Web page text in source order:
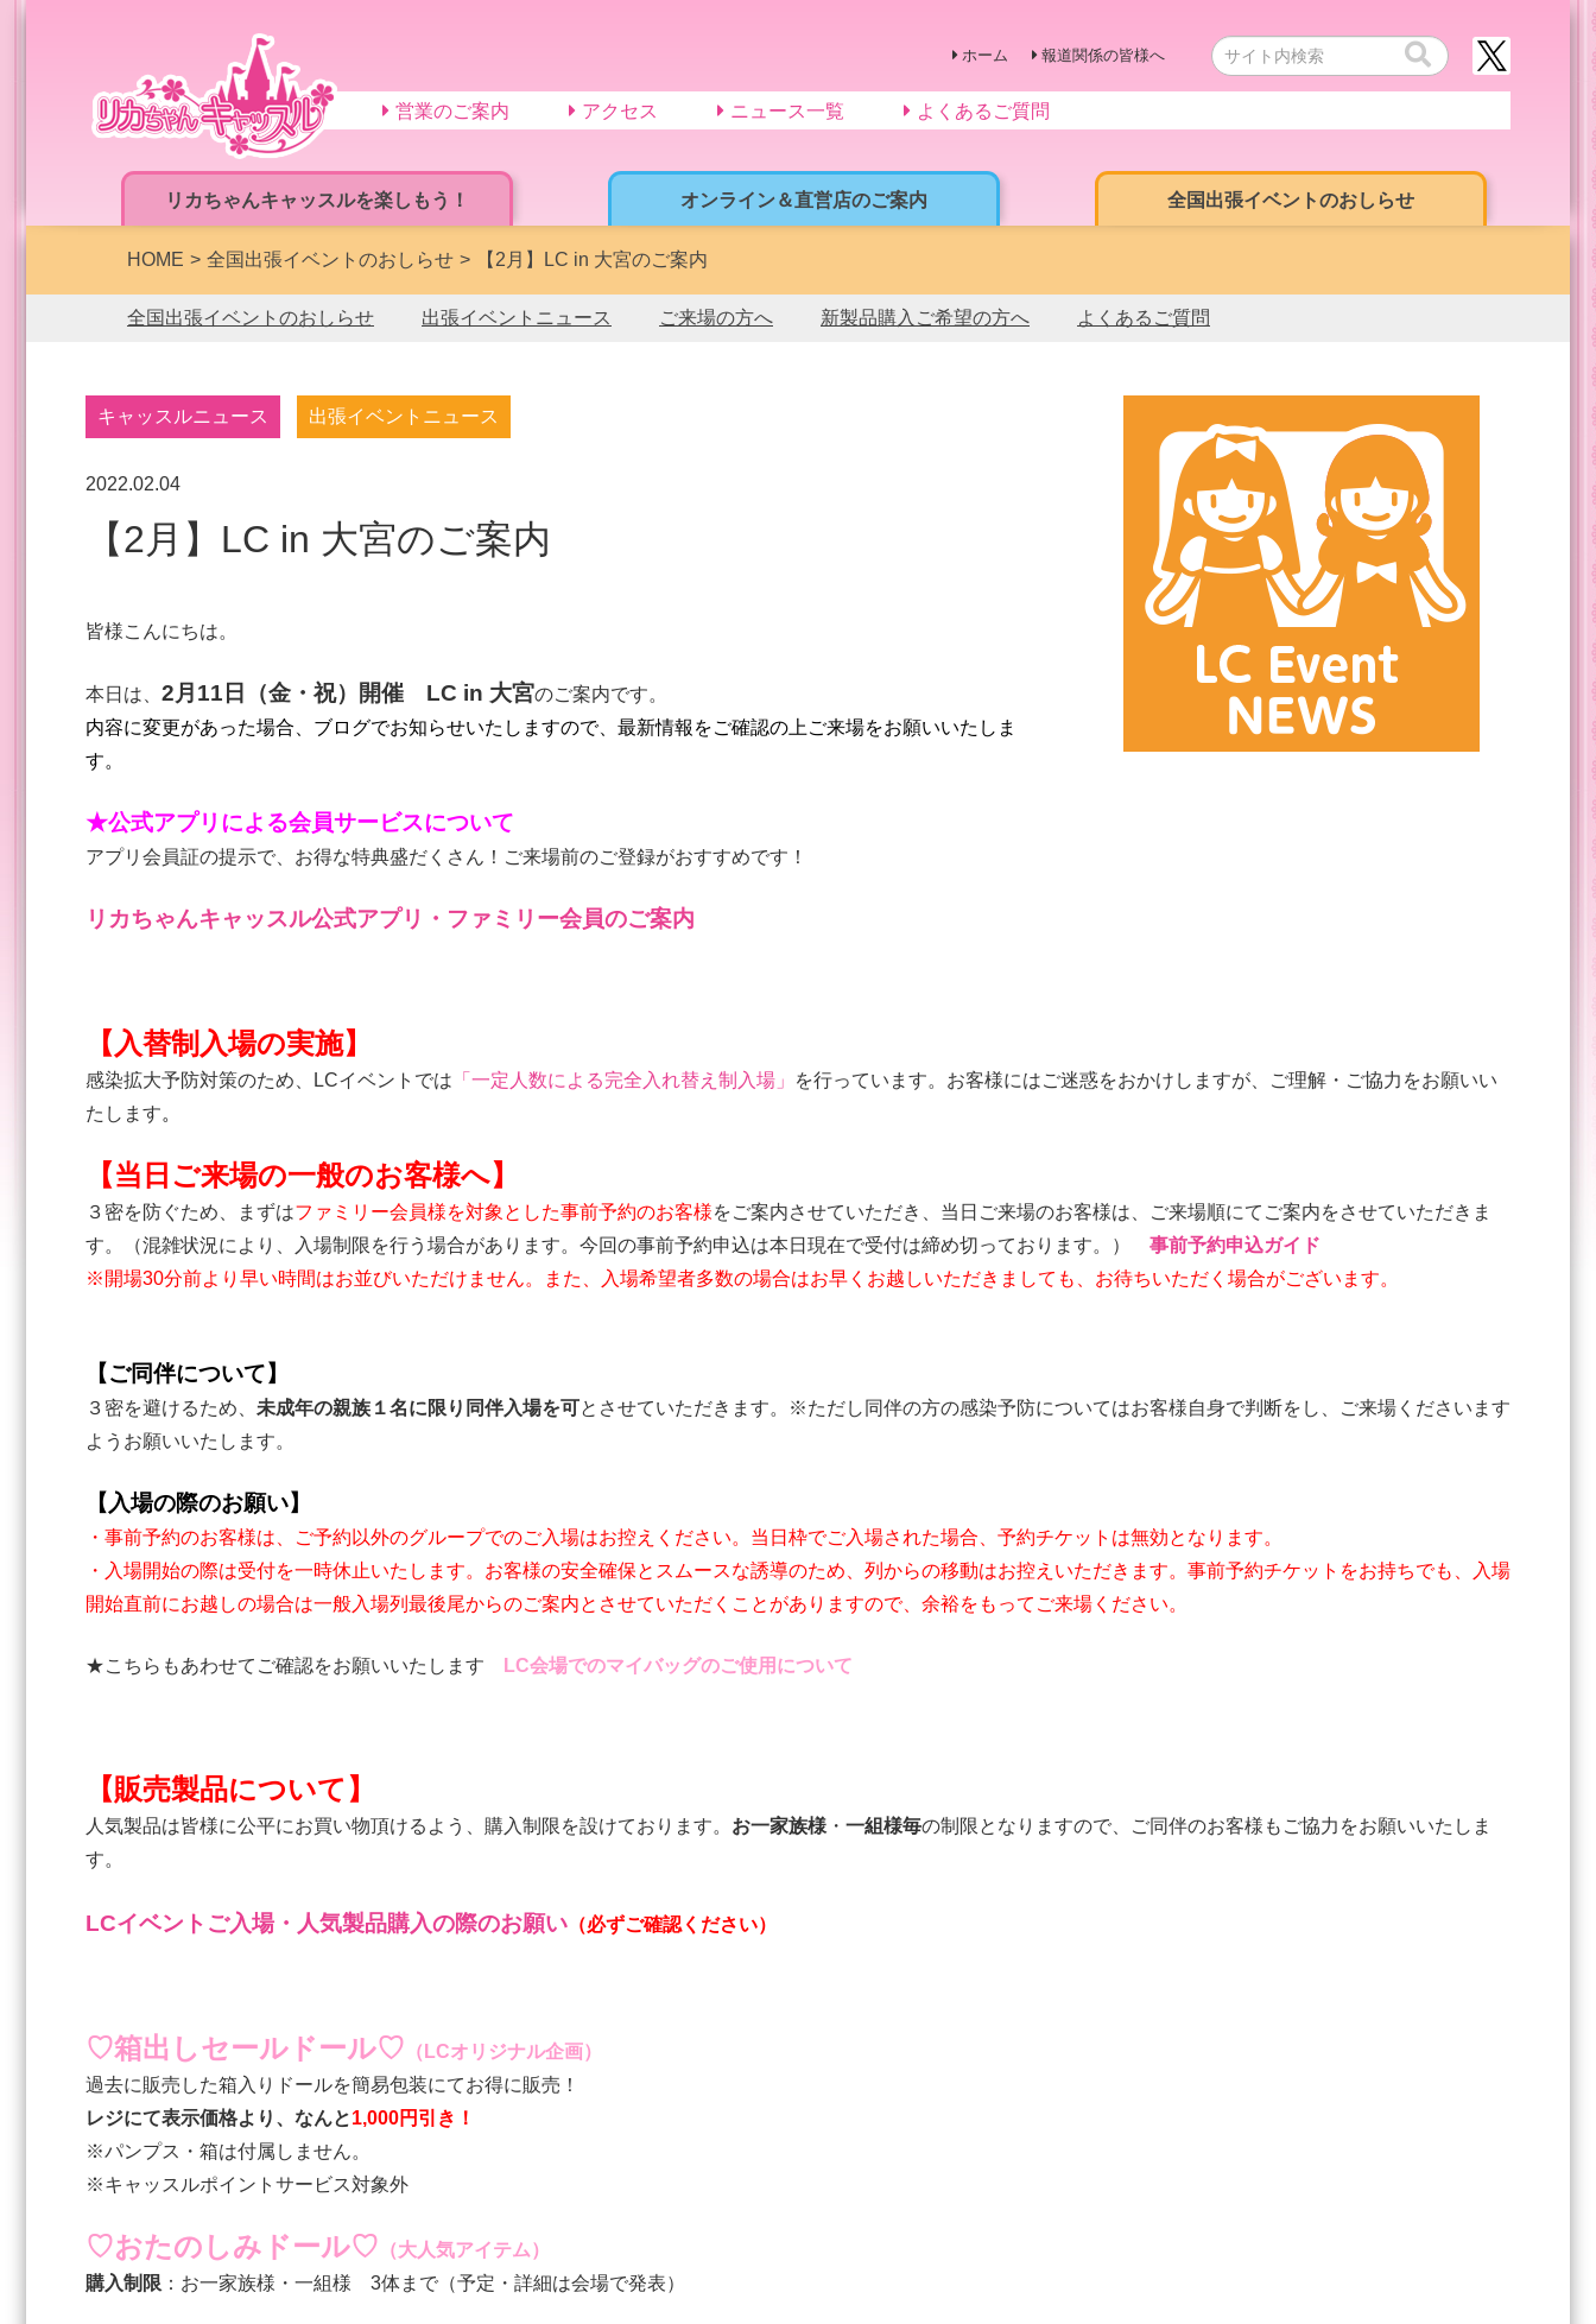
リカちゃんキャッスルを楽しもう！ オンライン＆直営店のご案内 全国出張イベントのおしらせ
ホーム 報道関係の皆様へ
営業のご案内 アクセス ニュース一覧 よくあるご質問
HOME 全国出張イベントのおしらせ 【2月】LC in 大宮のご案内
全国出張イベントのおしらせ 出張イベントニュース ご来場の方へ 新製品購入ご希望の方へ よくあるご質問
キャッスルニュース 出張イベントニュース
2022.02.04
【2月】LC in 大宮のご案内
皆様こんにちは。
本日は、 2月11日（金・祝）開催 LC in 大宮のご案内です。
内容に変更があった場合、ブログでお知らせいた しますので、最新情報をご確認の上ご来場をお願いいたしま
す。
★公式アプリによる会員サービスについて
アプリ会員証の提示で、お得な特典盛だくさん！ご来場前のご登録がおすすめです！
リカちゃんキャッスル公式アプリ・ファミリー会員のご案内
【入替制入場の実施】
感染拡大予防対策のため、LCイベントでは 「一定人数による完全入れ替え制入場」
を行っています。お客様にはご迷惑をおかけしますが、ご理解・ご協力をお願いい
たします。
【当日ご来場の一般のお客様へ】
３密を防ぐため、まずはファミリー会員様を対象とした事前予約のお客様をご案内させていただき、当日ご来場のお客様は、ご来場順にてご案内をさせていただきま
す。（混雑状況により、入場制限を行う場合があります。今回の事前予約申込は本日現在で受付は締め切っております。） 事前予約申込ガイド
※開場30分前より早い時間はお並びいただけません。また、入場希望者多数の場合はお早くお越しいただきましても、お待ちいただく場合がございます。
【ご同伴について】
３密を避けるため、 未成年の親族１名に限り同伴入場を可とさせていただきます。※ただし同伴の方の感染予防についてはお客様自身で判断をし、ご来場くださいます
ようお願いいたします。
【入場の際のお願い】
・事前予約のお客様は、ご予約以外のグループでのご入場はお控えください。当日枠でご入場された場合、予約チケットは無効となります。
・入場開始の際は受付を一時休止いたします。お客様の安全確保とスムースな誘導のため、列からの移動はお控えいただきます。事前予約チケットをお持ちでも、入場
開始直前にお越しの場合は一般入場列最後尾からのご案内とさせていただくことがありますので、余裕をもってご来場ください。
★こちらもあわせてご確認をお願いいたします LC会場でのマイバッグのご使用について
【販売製品について】
人気製品は皆様に公平にお買い物頂けるよう、購入制限を設けております。 お一家族様 ・ 一組様毎の制限となりますので、ご同伴のお客様もご協力をお願いいたしま
す。
LCイベントご入場・人気製品購入の際のお願い （必ずご確認ください）
♡箱出しセールドール♡ （LCオリジナル企画）
過去に販売した箱入りドールを簡易包装にてお得に販売！
レジにて表示価格より、なんと1,000円引き！
※パンプス・箱は付属しません。
※キャッスルポイントサービス対象外
♡おたのしみドール♡ （大人気アイテム）
購入制限 ：お一家族様・一組様 3体まで（予定・詳細は会場で発表）